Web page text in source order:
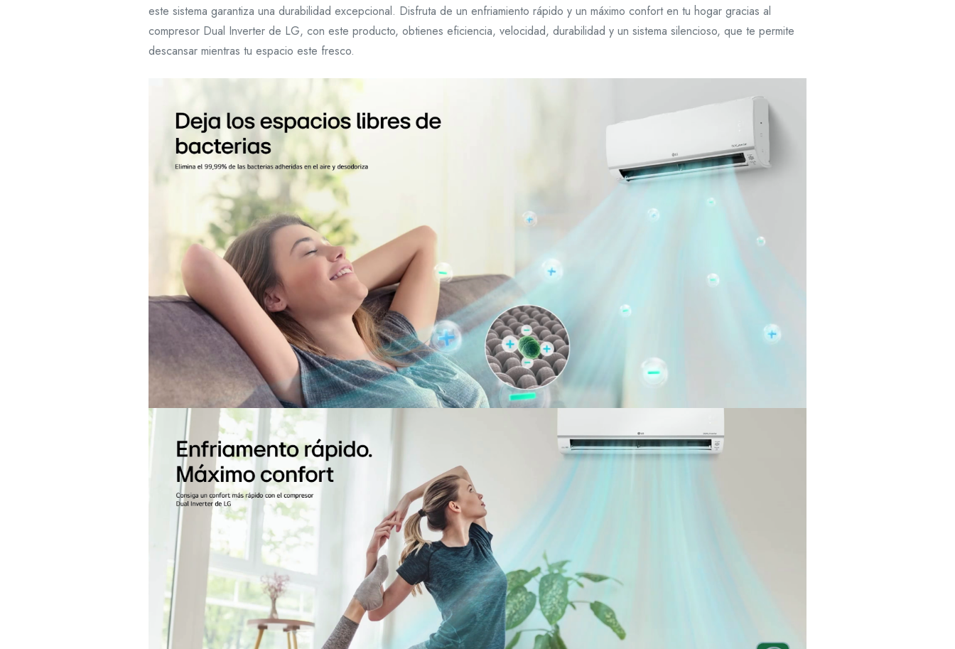
este sistema garantiza una durabilidad excepcional. Disfruta de un enfriamiento rápido y un máximo confort en tu hogar gracias al
compresor Dual Inverter de LG, con este producto, obtienes eficiencia, velocidad, durabilidad y un sistema silencioso, que te permite
descansar mientras tu espacio este fresco.